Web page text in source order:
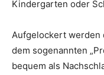
Kindergarten oder
Aufgelockert werden
dem sogenannten
bequem als